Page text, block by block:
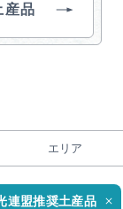
産品
エリア
連盟推奨土産品